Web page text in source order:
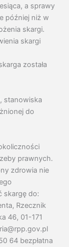
a sprawy
później niż w
skargi.
skargi
została
stanowiska
do
prawnych.
zdrowia nie
skargę do:
Rzecznik
46, 01-171
64 bezpłatna